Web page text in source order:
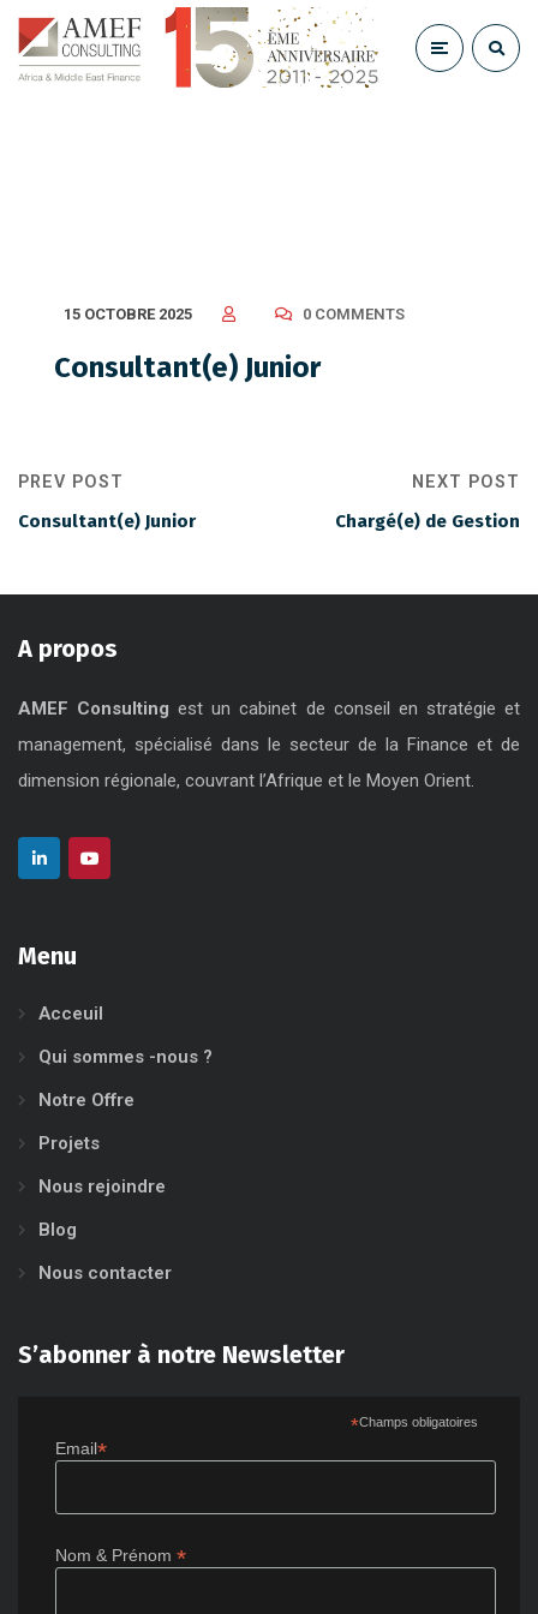
15 OCTOBRE 2025 0 COMMENTS
Consultant(e) Junior
PREV POST
Consultant(e) Junior
NEXT POST
Chargé(e) de Gestion
A propos
AMEF Consulting est un cabinet de conseil en stratégie et
management, spécialisé dans le secteur de la Finance et de
dimension régionale, couvrant l’Afrique et le Moyen Orient.
Menu
Acceuil
Qui sommes -nous ?
Notre Offre
Projets
Nous rejoindre
Blog
Nous contacter
S’abonner à notre Newsletter
*Champs obligatoires
Email*
Nom & Prénom*